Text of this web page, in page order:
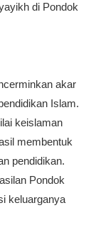
di Pondok
akar
Islam.
keislaman
membentuk
pendidikan.
Pondok
keluarganya